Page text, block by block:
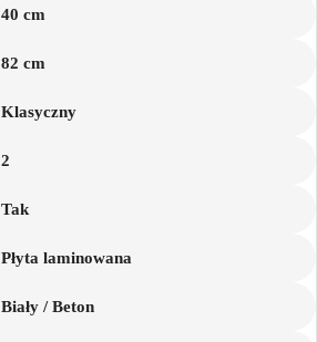
40 cm
82 cm
Klasyczny
2
Tak
Płyta laminowana
Biały / Beton